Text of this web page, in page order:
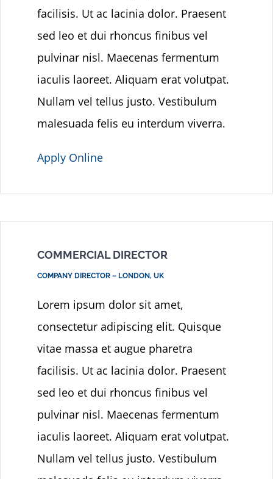
facilisis. Ut ac lacinia dolor. Praesent
sed leo et dui rhoncus finibus vel
pulvinar nisl. Maecenas fermentum
iaculis laoreet. Aliquam erat volutpat.
Nullam vel tellus justo. Vestibulum
malesuada felis eu interdum viverra.
Apply Online
COMMERCIAL DIRECTOR
COMPANY DIRECTOR – LONDON, UK
Lorem ipsum dolor sit amet,
consectetur adipiscing elit. Quisque
vitae massa et augue pharetra
facilisis. Ut ac lacinia dolor. Praesent
sed leo et dui rhoncus finibus vel
pulvinar nisl. Maecenas fermentum
iaculis laoreet. Aliquam erat volutpat.
Nullam vel tellus justo. Vestibulum